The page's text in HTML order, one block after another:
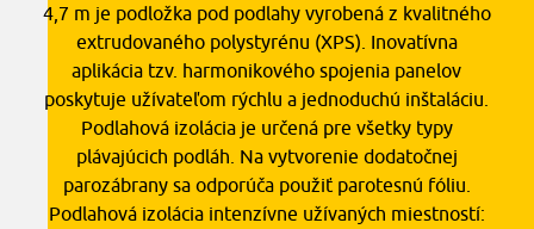
4,7 m je podložka pod podlahy vyrobená z kvalitného
extrudovaného polystyrénu (XPS). Inovatívna
aplikácia tzv. harmonikového spojenia panelov
poskytuje užívateľom rýchlu a jednoduchú inštaláciu.
Podlahová izolácia je určená pre všetky typy
plávajúcich podláh. Na vytvorenie dodatočnej
parozábrany sa odporúča použiť parotesnú fóliu.
Podlahová izolácia intenzívne užívaných miestností: